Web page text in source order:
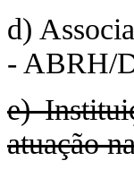
d)
- ABRH/
e)
atuação